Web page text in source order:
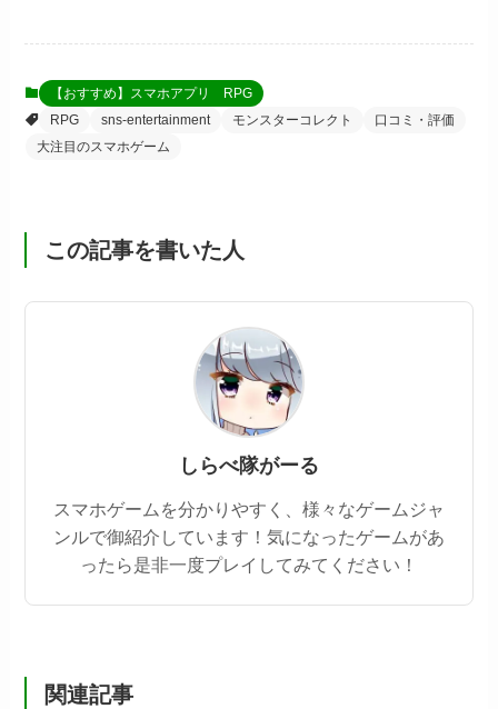
【おすすめ】スマホアプリ RPG
RPG
sns-entertainment モンスターコレクト
口コミ・評価
大注目のスマホゲーム
この記事を書いた人
しらべ隊がーる
スマホゲームを分かりやすく、様々なゲームジャ
ンルで御紹介しています！気になったゲームがあ
ったら是非一度プレイしてみてください！
関連記事